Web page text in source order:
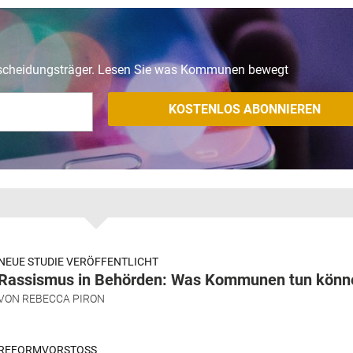
Lesen Sie was Kommunen bewegt
STUDIE VERÖFFENTLICHT
in Behörden: Was Kommunen tun
REBECCA PIRON